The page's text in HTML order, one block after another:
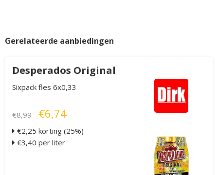
Gerelateerde aanbiedingen
Desperados Original
Sixpack fles 6x0,33
€8,99 €6,74
€2,25 korting (25%)
€3,40 per liter